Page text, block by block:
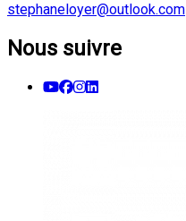
stephaneloyer@outlook.com
Nous suivre